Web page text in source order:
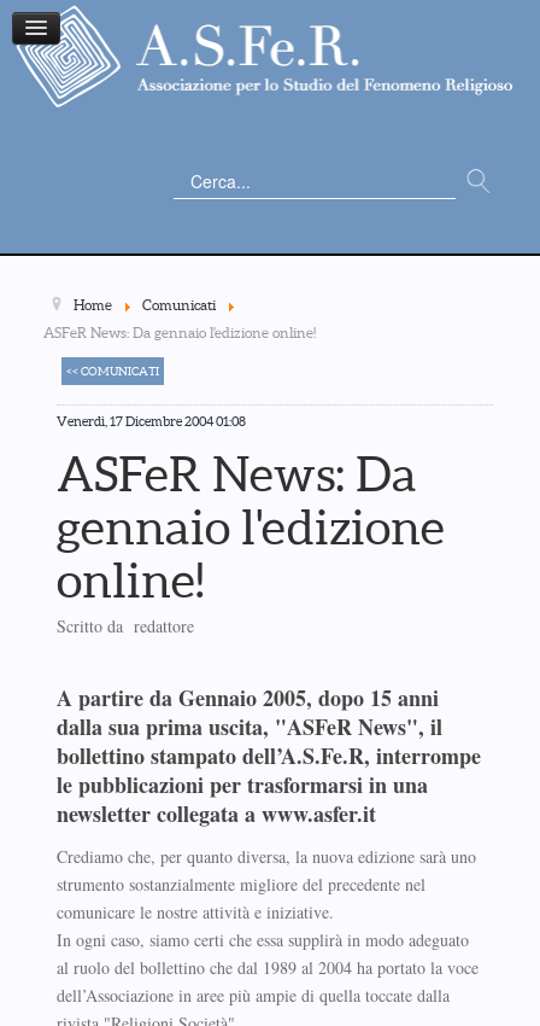
Cerca...
Home
Comunicati
ASFeR News: Da gennaio l'edizione online!
<< COMUNICATI
Venerdì, 17 Dicembre 2004 01:08
ASFeR News: Da
gennaio l'edizione
online!
Scritto da redattore
A partire da Gennaio 2005, dopo 15 anni
dalla sua prima uscita, "ASFeR News", il
bollettino stampato dell’A.S.Fe.R, interrompe
le pubblicazioni per trasformarsi in una
newsletter collegata a www.asfer.it
Crediamo che, per quanto diversa, la nuova edizione sarà uno
strumento sostanzialmente migliore del precedente nel
comunicare le nostre attività e iniziative.
In ogni caso, siamo certi che essa supplirà in modo adeguato
al ruolo del bollettino che dal 1989 al 2004 ha portato la voce
dell’Associazione in aree più ampie di quella toccate dalla